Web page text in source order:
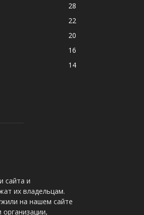
28
22
20
16
14
сайта и
их владельцам.
на нашем сайте